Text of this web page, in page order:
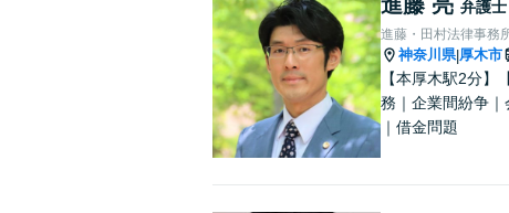
弁護士
進藤・田村法律事務
神奈川県|厚木市
【本厚木駅2分
務｜企業間紛争
｜借金問題